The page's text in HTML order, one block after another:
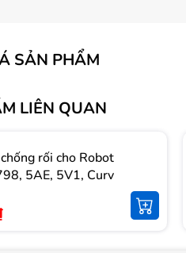
SẢN PHẨM
LIÊN QUAN
rối cho Robot
5AE, 5V1, Curv